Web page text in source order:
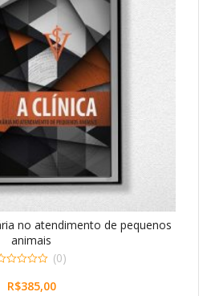
no atendimento de pequenos
animais
(0)
R$385,00